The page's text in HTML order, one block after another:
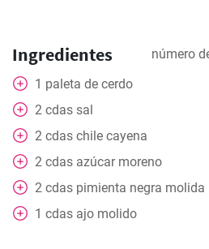
Ingredientes número
1 paleta de cerdo
2 cdas sal
2 cdas chile cayena
2 cdas azúcar moreno
2 cdas pimienta negra molida
1 cdas ajo molido